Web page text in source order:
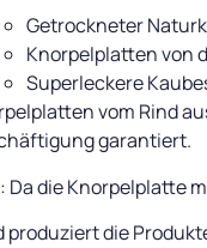
Getrockneter
Knorpelplatten von
Superleckere
vom Rind
garantiert.
Da die Knorpelplatte
produziert die